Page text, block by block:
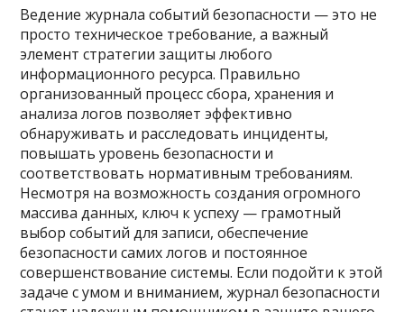
Ведение журнала событий безопасности — это не
просто техническое требование, а важный
элемент стратегии защиты любого
информационного ресурса. Правильно
организованный процесс сбора, хранения и
анализа логов позволяет эффективно
обнаруживать и расследовать инциденты,
повышать уровень безопасности и
соответствовать нормативным требованиям.
Несмотря на возможность создания огромного
массива данных, ключ к успеху — грамотный
выбор событий для записи, обеспечение
безопасности самих логов и постоянное
совершенствование системы. Если подойти к этой
задаче с умом и вниманием, журнал безопасности